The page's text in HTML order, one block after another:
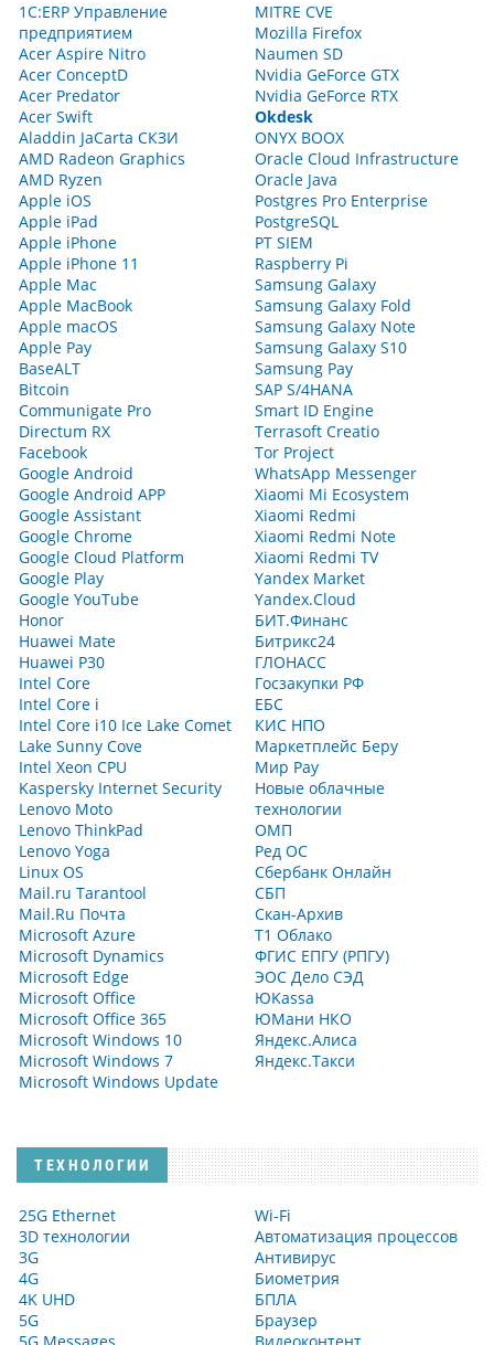
1С:ERP Управление
предприятием
Acer Aspire Nitro
Acer ConceptD
Acer Predator
Acer Swift
Aladdin JaCarta СКЗИ
AMD Radeon Graphics
AMD Ryzen
Apple iOS
Apple iPad
Apple iPhone
Apple iPhone 11
Apple Mac
Apple MacBook
Apple macOS
Apple Pay
BaseALT
Bitcoin
Communigate Pro
Directum RX
Facebook
Google Android
Google Android APP
Google Assistant
Google Chrome
Google Cloud Platform
Google Play
Google YouTube
Honor
Huawei Mate
Huawei P30
Intel Core
Intel Core i
Intel Core i10 Ice Lake Comet
Lake Sunny Cove
Intel Xeon CPU
Kaspersky Internet Security
Lenovo Moto
Lenovo ThinkPad
Lenovo Yoga
Linux OS
Mail.ru Tarantool
Mail.Ru Почта
Microsoft Azure
Microsoft Dynamics
Microsoft Edge
Microsoft Office
Microsoft Office 365
Microsoft Windows 10
Microsoft Windows 7
Microsoft Windows Update
MITRE CVE
Mozilla Firefox
Naumen SD
Nvidia GeForce GTX
Nvidia GeForce RTX
Okdesk
ONYX BOOX
Oracle Cloud Infrastructure
Oracle Java
Postgres Pro Enterprise
PostgreSQL
PT SIEM
Raspberry Pi
Samsung Galaxy
Samsung Galaxy Fold
Samsung Galaxy Note
Samsung Galaxy S10
Samsung Pay
SAP S/4HANA
Smart ID Engine
Terrasoft Creatio
Tor Project
WhatsApp Messenger
Xiaomi Mi Ecosystem
Xiaomi Redmi
Xiaomi Redmi Note
Xiaomi Redmi TV
Yandex Market
Yandex.Cloud
БИТ.Финанс
Битрикс24
ГЛОНАСС
Госзакупки РФ
ЕБС
КИС НПО
Маркетплейс Беру
Мир Pay
Новые облачные
технологии
ОМП
Ред ОС
Сбербанк Онлайн
СБП
Скан-Архив
Т1 Облако
ФГИС ЕПГУ (РПГУ)
ЭОС Дело СЭД
ЮKassa
ЮМани НКО
Яндекс.Алиса
Яндекс.Такси
ТЕХНОЛОГИИ
25G Ethernet
3D технологии
3G
4G
4K UHD
5G
Wi-Fi
Автоматизация процессов
Антивирус
Биометрия
БПЛА
Браузер